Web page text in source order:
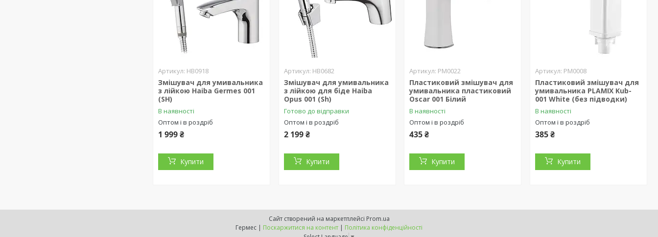
HB0918
Змішувач для умивальника
з лійкою Haiba Germes 001
(SH)
В наявності
Оптом і в роздріб
1 999 ₴
Купити
HB0682
Змішувач для умивальника
з лійкою для біде Haiba
Opus 001 (Sh)
Готово до відправки
Оптом і в роздріб
2 199 ₴
Купити
PM0022
Пластиковий змішувач для
умивальника пластиковий
Oscar 001 Білий
В наявності
Оптом і в роздріб
435 ₴
Купити
PM0008
Пластиковий змішувач для
умивальника PLAMIX Kub-
001 White (без підводки)
В наявності
Оптом і в роздріб
385 ₴
Купити
Сайт створений на маркетплейсі Prom.ua
Гермес | Поскаржитися на контент | Політика конфіденційності